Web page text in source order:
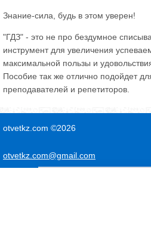
Знание-сила, будь в этом уверен!
"ГДЗ" - это не про бездумное
инструмент для увеличения
максимальной пользы и
Пособие так же отлично подойдет
преподавателей и репетиторов.
otvetkz.com ©2026
otvetkz.com@gmail.com